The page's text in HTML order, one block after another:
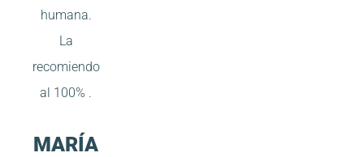
humana.
La
recomiendo
al 100% .
MARÍA